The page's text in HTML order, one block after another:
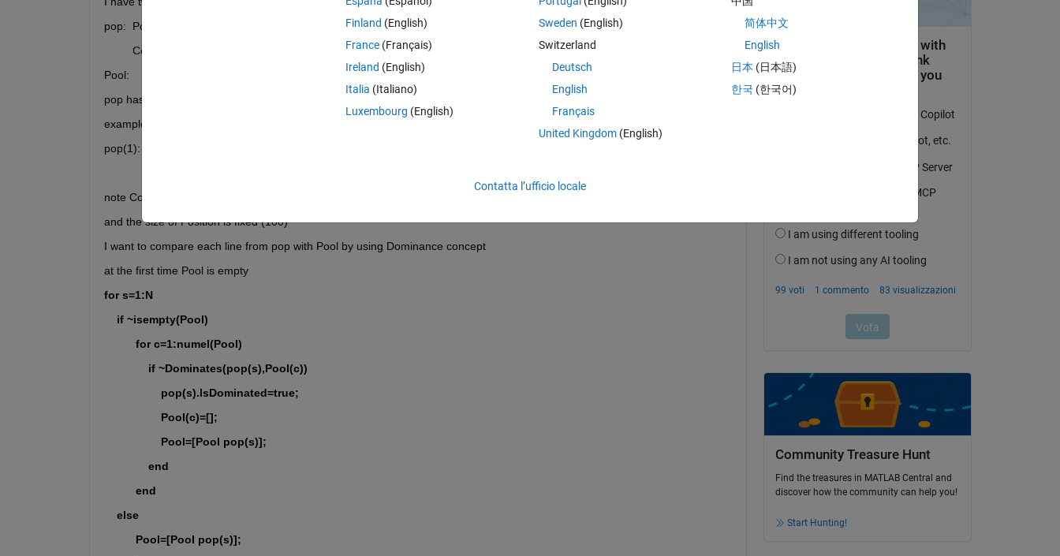
pop:  Position []
         Cost []
Pool:
pop has value in both field
example
pop(1):  [123, 0 , 1000, 52, 54, 200]
note Cost has always 4 values
and the size of Position is fixed (100)
I want to compare each line from pop with Pool by using Dominance concept
at the first time Pool is empty
for s=1:N
    if ~isempty(Pool)
          for c=1:numel(Pool)
              if ~Dominates(pop(s),Pool(c))
                  pop(s).IsDominated=true;
                  Pool(c)=[];
                  Pool=[Pool pop(s)];
              end
          end
    else
          Pool=[Pool pop(s)];
Community Treasure Hunt
Find the treasures in MATLAB Central and
discover how the community can help you!
Start Hunting!
Finland (English)
France (Français)
Ireland (English)
Italia (Italiano)
Luxembourg (English)
Sweden (English)
Switzerland
Deutsch
English
Français
United Kingdom(English)
简体中文
English
日本 (日本語)
한국 (한국어)
Contatta l’ufficio locale